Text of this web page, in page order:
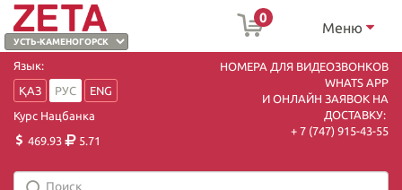
0
Меню
Язык:
ҚАЗ
РУС
ENG
Курс Нацбанка
469.93
5.71
НОМЕРА ДЛЯ ВИДЕОЗВОНКОВ
WHATS APP
И ОНЛАЙН ЗАЯВОК НА
ДОСТАВКУ:
+ 7 (747) 915-43-55